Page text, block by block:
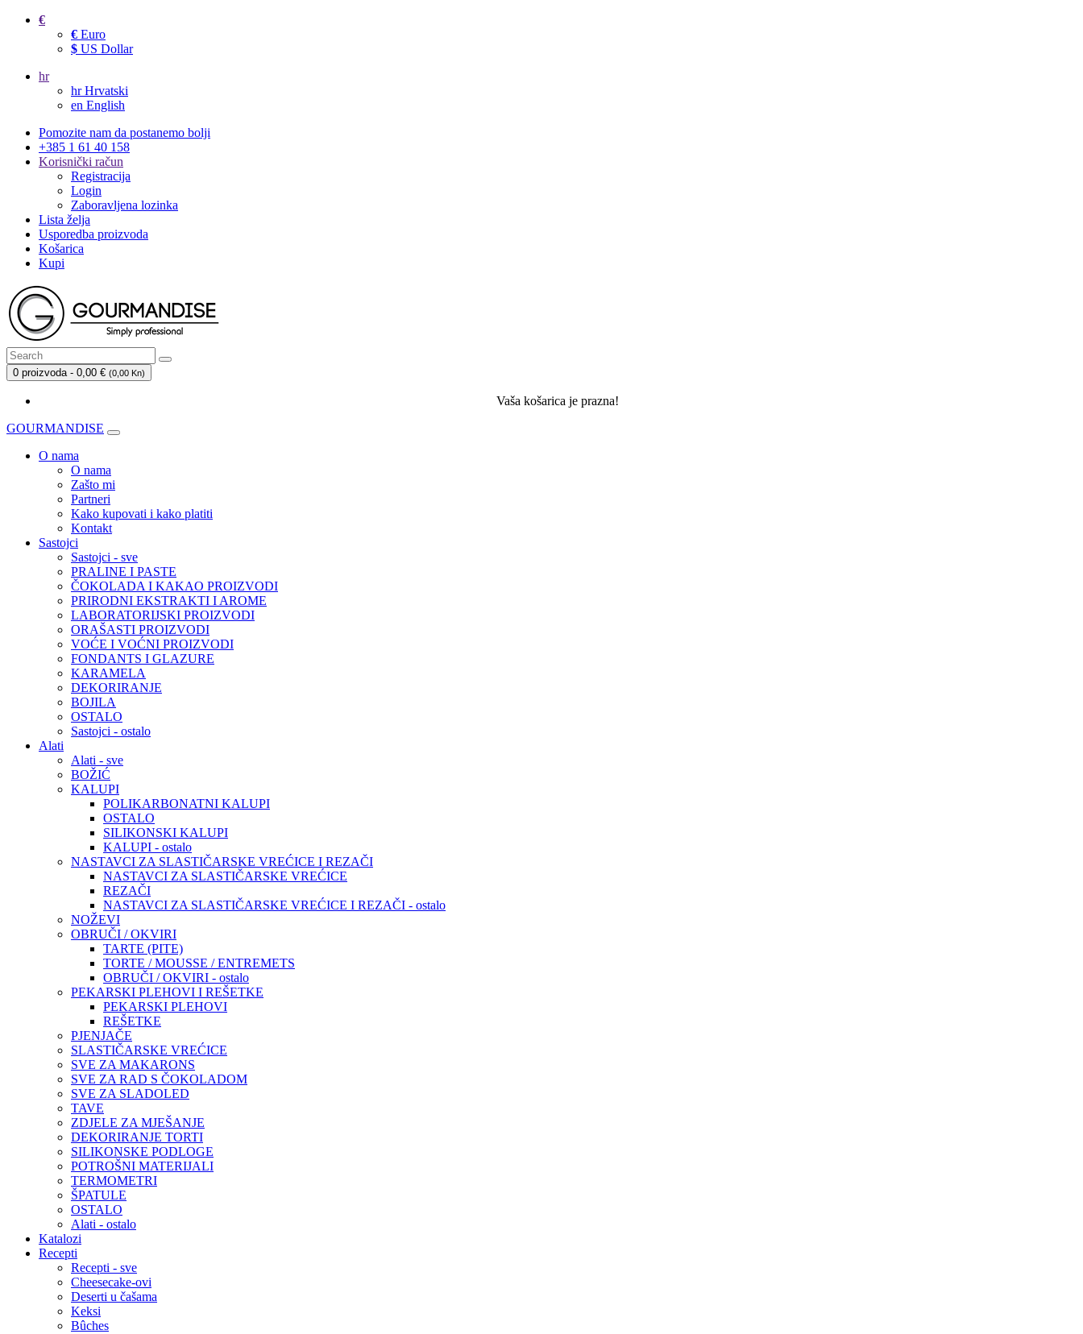
€
€ Euro
$ US Dollar
hr
hrHrvatski
en English
Pomozite nam da postanemo bolji
+385 1 61 40 158
Korisnički račun
Registracija
Login
Zaboravljena lozinka
Lista želja
Usporedba proizvoda
Košarica
Kupi
0 proizvoda - 0,00 € (0,00 Kn)
Vaša košarica je prazna!
GOURMANDISE
O nama
O nama
Zašto mi
Partneri
Kako kupovati i kako platiti
Kontakt
Sastojci
Sastojci - sve
PRALINE I PASTE
ČOKOLADA I KAKAO PROIZVODI
PRIRODNI EKSTRAKTI I AROME
LABORATORIJSKI PROIZVODI
ORAŠASTI PROIZVODI
VOĆE I VOĆNI PROIZVODI
FONDANTS I GLAZURE
KARAMELA
DEKORIRANJE
BOJILA
OSTALO
Sastojci - ostalo
Alati
Alati - sve
BOŽIĆ
KALUPI
POLIKARBONATNI KALUPI
OSTALO
SILIKONSKI KALUPI
KALUPI - ostalo
NASTAVCI ZA SLASTIČARSKE VREĆICE I REZAČI
NASTAVCI ZA SLASTIČARSKE VREĆICE
REZAČI
NASTAVCI ZA SLASTIČARSKE VREĆICE I REZAČI - ostalo
NOŽEVI
OBRUČI / OKVIRI
TARTE (PITE)
TORTE / MOUSSE / ENTREMETS
OBRUČI / OKVIRI - ostalo
PEKARSKI PLEHOVI I REŠETKE
PEKARSKI PLEHOVI
REŠETKE
PJENJAČE
SLASTIČARSKE VREĆICE
SVE ZA MAKARONS
SVE ZA RAD S ČOKOLADOM
SVE ZA SLADOLED
TAVE
ZDJELE ZA MJEŠANJE
DEKORIRANJE TORTI
SILIKONSKE PODLOGE
POTROŠNI MATERIJALI
TERMOMETRI
ŠPATULE
OSTALO
Alati - ostalo
Katalozi
Recepti
Recepti - sve
Cheesecake-ovi
Deserti u čašama
Keksi
Bûches